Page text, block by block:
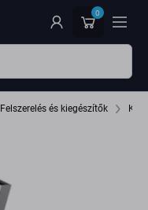
0
Felszerelés és kiegészítők